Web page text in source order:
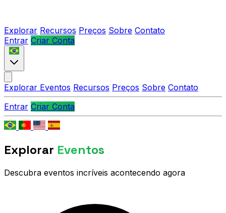
Explorar Recursos Preços Sobre Contato
Entrar Criar Conta
Explorar Eventos Recursos Preços Sobre Contato
Entrar Criar Conta
Explorar Eventos
Descubra eventos incríveis acontecendo agora